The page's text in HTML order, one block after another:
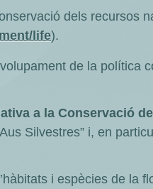
dels recursos
life).
de la política
a la Conservació
Silvestres” i, en
i espècies de la